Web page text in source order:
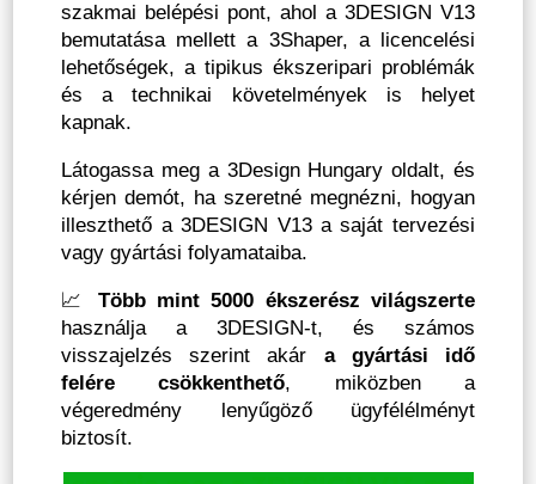
szakmai belépési pont, ahol a 3DESIGN V13
bemutatása mellett a 3Shaper, a licencelési
lehetőségek, a tipikus ékszeripari problémák
és a technikai követelmények is helyet
kapnak.
Látogassa meg a 3Design Hungary oldalt, és
kérjen demót, ha szeretné megnézni, hogyan
illeszthető a 3DESIGN V13 a saját tervezési
vagy gyártási folyamataiba.
📈 Több mint 5000 ékszerész világszerte
használja a 3DESIGN-t, és számos
visszajelzés szerint akár a gyártási idő
felére csökkenthető, miközben a
végeredmény lenyűgöző ügyfélélményt
biztosít.